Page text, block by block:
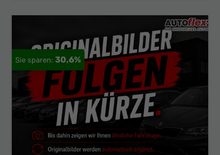
30,6%